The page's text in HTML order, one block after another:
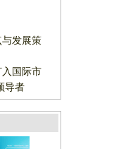
发展策
国际市
导者